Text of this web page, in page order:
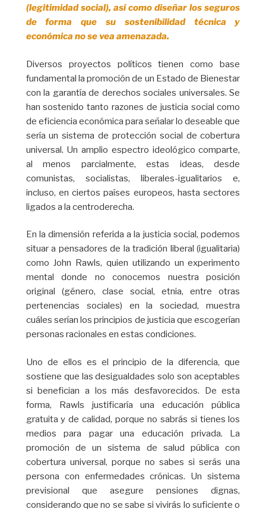
(legitimidad social), así como diseñar los seguros
de forma que su sostenibilidad técnica y
económica no se vea amenazada.
Diversos proyectos políticos tienen como base
fundamental la promoción de un Estado de Bienestar
con la garantía de derechos sociales universales. Se
han sostenido tanto razones de justicia social como
de eficiencia económica para señalar lo deseable que
sería un sistema de protección social de cobertura
universal. Un amplio espectro ideológico comparte,
al menos parcialmente, estas ideas, desde
comunistas, socialistas, liberales-igualitarios e,
incluso, en ciertos países europeos, hasta sectores
ligados a la centroderecha.
En la dimensión referida a la justicia social, podemos
situar a pensadores de la tradición liberal (igualitaria)
como John Rawls, quien utilizando un experimento
mental donde no conocemos nuestra posición
original (género, clase social, etnia, entre otras
pertenencias sociales) en la sociedad, muestra
cuáles serían los principios de justicia que escogerían
personas racionales en estas condiciones.
Uno de ellos es el principio de la diferencia, que
sostiene que las desigualdades solo son aceptables
si benefician a los más desfavorecidos. De esta
forma, Rawls justificaría una educación pública
gratuita y de calidad, porque no sabrás si tienes los
medios para pagar una educación privada. La
promoción de un sistema de salud pública con
cobertura universal, porque no sabes si serás una
persona con enfermedades crónicas. Un sistema
previsional que asegure pensiones dignas,
considerando que no se sabe si vivirás lo suficiente o